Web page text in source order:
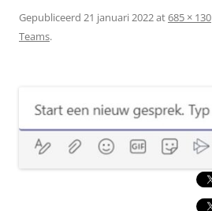
Gepubliceerd 21 januari 2022at685 × 130
Teams.